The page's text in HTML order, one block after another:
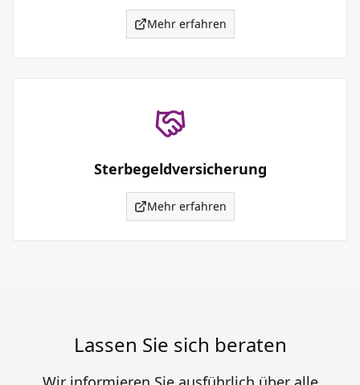
Mehr erfahren
Sterbegeldversicherung
Mehr erfahren
Lassen Sie sich beraten